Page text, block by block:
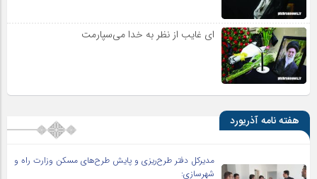
ای غایب از نظر به خدا می‌سپارمت
هفته نامه آذریورد
مدیرکل دفتر طرح‌ریزی و پایش طرح‌های مسکن وزارت راه و
شهرسازی: